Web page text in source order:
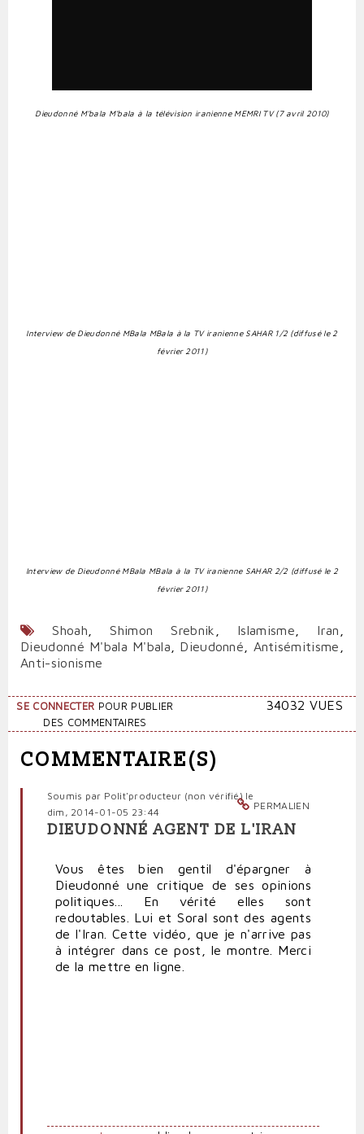
Dieudonné M'bala M'bala à la télévision iranienne MEMRI TV (7 avril 2010)
Interview de Dieudonné MBala MBala à la TV iranienne SAHAR 1/2 (diffusé le 2
février 2011)
Interview de Dieudonné MBala MBala à la TV iranienne SAHAR 2/2 (diffusé le 2
février 2011)
Shoah ,Shimon Srebnik Islamisme Iran
Dieudonné M'bala M'bala
Dieudonné Antisémitisme
Anti-sionisme
SE CONNECTER POUR PUBLIER
DES COMMENTAIRES
34032 VUES
COMMENTAIRE(S)
PERMALIEN
Soumis par Polit'producteur (non vérifié)le
dim, 2014-01-05 23:44
DIEUDONNÉ AGENT DE L'IRAN
Vous êtes bien gentil d'épargner à
Dieudonné une critique de ses opinions
politiques... En vérité elles sont
redoutables. Lui et Soral sont des agents
de l'Iran. Cette vidéo, que je n'arrive pas
à intégrer dans ce post, le montre. Merci
de la mettre en ligne.